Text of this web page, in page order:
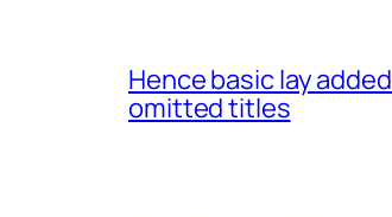
Hence basic lay
omitted titles